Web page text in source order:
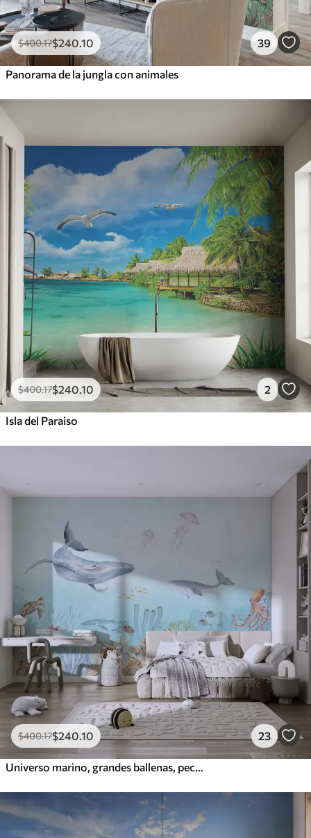
$400.17$240 .10 39
Panorama de la jungla con animales
$400.17$240 .10 2
Isla del Paraiso
$400.17$240 .10 23